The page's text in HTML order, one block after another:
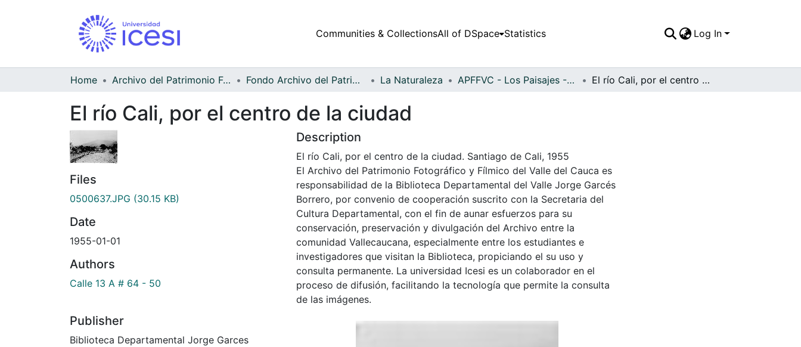
Communities & CollectionsAll of DSpace Statistics Log In
Home Archivo del Patrimonio Fotográfico y Fílmico del Valle del Cauca Fondo Archivo del Patrimonio Fotográfico y Fílmico del Valle del Cauca La Naturaleza APFFVC - Los Paisajes - Patrimonial El río Cali, por el centro de la ciudad
El río Cali, por el centro de la ciudad
Files
0500637.JPG (30.15 KB)
Date
1955-01-01
Authors
Calle 13 A # 64 - 50
Publisher
Biblioteca Departamental Jorge Garces
Description
El río Cali, por el centro de la ciudad. Santiago de Cali, 1955
El Archivo del Patrimonio Fotográfico y Fílmico del Valle del Cauca es
responsabilidad de la Biblioteca Departamental del Valle Jorge Garcés
Borrero, por convenio de cooperación suscrito con la Secretaria del
Cultura Departamental, con el fin de aunar esfuerzos para su
conservación, preservación y divulgación del Archivo entre la
comunidad Vallecaucana, especialmente entre los estudiantes e
investigadores que visitan la Biblioteca, propiciando el su uso y
consulta permanente. La universidad Icesi es un colaborador en el
proceso de difusión, facilitando la tecnología que permite la consulta
de las imágenes.